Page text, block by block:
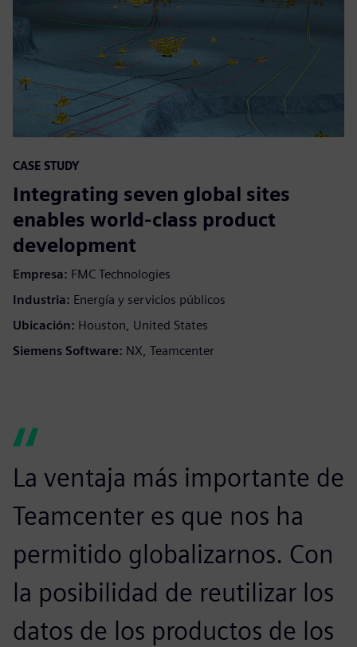
CASE STUDY
Integrating seven global sites
enables world-class product
development
Empresa: FMC Technologies
Industria: Energía y servicios públicos
Ubicación: Houston, United States
Siemens Software: NX, Teamcenter
La ventaja más importante de
Teamcenter es que nos ha
permitido globalizarnos. Con
la posibilidad de reutilizar los
datos de los productos de los